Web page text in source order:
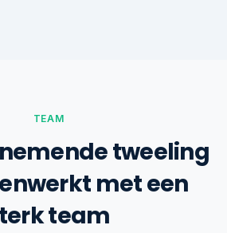
TEAM
tweeling
met een
team